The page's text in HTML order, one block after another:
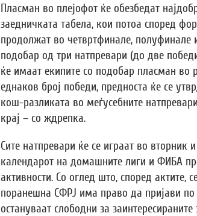
Пласман во плејофот ќе обезбедат
заедничката табела, кои потоа според
продолжат во четвртфинале, полуфинале
подобар од три натпревари (до две
ќе имаат екипите со подобар пласман во
еднаков број победи, предноста ќе се
кош-разликата во меѓусебните
крај – со ждрепка.
Сите натпревари ќе се играат во вторник
календарот на домашните лиги и ФИБА
активности. Со оглед што, според актите,
поранешна СФРЈ има право да пријави по
остануваат слободни за